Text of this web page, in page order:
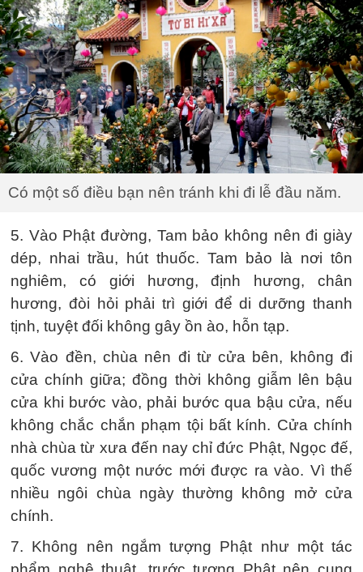
Có một số điều bạn nên tránh khi đi lễ đầu năm.
5. Vào Phật đường, Tam bảo không nên đi giày
dép, nhai trầu, hút thuốc. Tam bảo là nơi tôn
nghiêm, có giới hương, định hương, chân
hương, đòi hỏi phải trì giới để di dưỡng thanh
tịnh, tuyệt đối không gây ồn ào, hỗn tạp.
6. Vào đền, chùa nên đi từ cửa bên, không đi
cửa chính giữa; đồng thời không giẫm lên bậu
cửa khi bước vào, phải bước qua bậu cửa, nếu
không chắc chắn phạm tội bất kính. Cửa chính
nhà chùa từ xưa đến nay chỉ đức Phật, Ngọc đế,
quốc vương một nước mới được ra vào. Vì thế
nhiều ngôi chùa ngày thường không mở cửa
chính.
7. Không nên ngắm tượng Phật như một tác